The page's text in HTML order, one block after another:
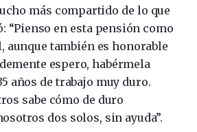
más compartido de lo que
“Pienso en esta pensión como
aunque también es honorable
espero, habérmela
años de trabajo muy duro.
sabe cómo de duro
dos solos, sin ayuda”.